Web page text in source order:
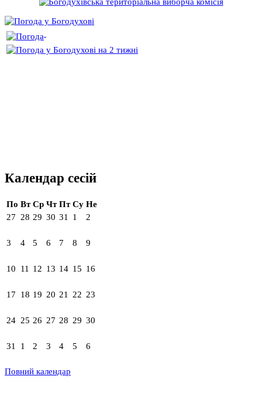
Календар сесій
По Вт Ср Чт Пт Су Не
27 28 29 30 31 1 2
3 4 5 6 7 8 9
10 11 12 13 14 15 16
17 18 19 20 21 22 23
24 25 26 27 28 29 30
31 1 2 3 4 5 6
Повний календар